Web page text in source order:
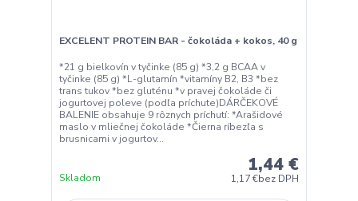
EXCELENT PROTEIN BAR - čokoláda + kokos, 40 g
*21 g bielkovín v tyčinke (85 g) *3,2 g BCAA v
tyčinke (85 g) *L-glutamín *vitamíny B2, B3 *bez
trans tukov *bez gluténu *v pravej čokoláde či
jogurtovej poleve (podľa príchute)DÁRČEKOVÉ
BALENIE obsahuje 9 rôznych príchutí: *Arašidové
maslo v mliečnej čokoláde *Čierna ríbezľa s
brusnicami v jogurtov...
1,44 €
1,17 €bez DPH
Skladom